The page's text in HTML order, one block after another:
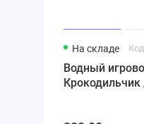
На складе
Водный
Крокодильчик